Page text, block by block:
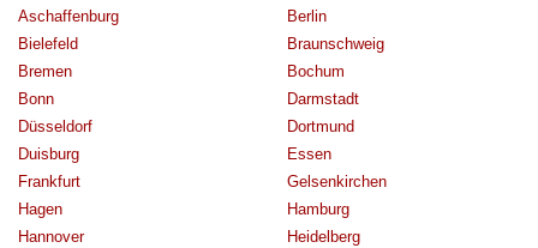
Aschaffenburg
Berlin
Bielefeld
Braunschweig
Bremen
Bochum
Bonn
Darmstadt
Düsseldorf
Dortmund
Duisburg
Essen
Frankfurt
Gelsenkirchen
Hagen
Hamburg
Hannover
Heidelberg